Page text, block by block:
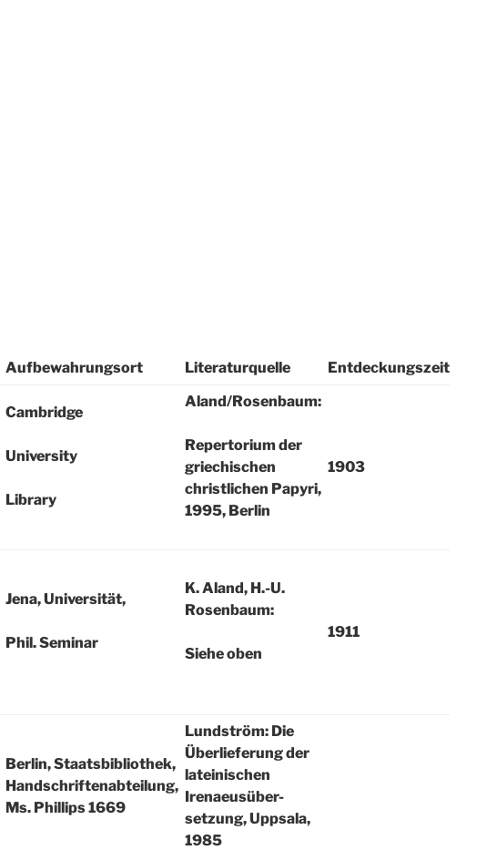
Aufbewahrungsort Literaturquelle Entdeckungszeit
Cambridge
University
Library
Aland/Rosenbaum:
Repertorium der
griechischen
christlichen Papyri,
1995, Berlin
1903
Jena, Universität,
Phil. Seminar
K. Aland, H.-U.
Rosenbaum:
Siehe oben
1911
Berlin, Staatsbibliothek,
Handschriftenabteilung,
Ms. Phillips 1669
Lundström: Die
Überlieferung der
lateinischen
Irenaeusüber-
setzung, Uppsala,
1985